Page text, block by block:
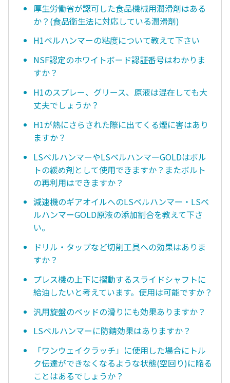
厚生労働省が認可した食品機械用潤滑剤はある
か？(食品衛生法に対応している潤滑剤)
H1ベルハンマーの粘度について教えて下さい
NSF認定のホワイトボード認証番号はわかりま
すか？
H1のスプレー、グリース、原液は混在しても大
丈夫でしょうか？
H1が熱にさらされた際に出てくる煙に害はあり
ますか？
LSベルハンマーやLSベルハンマーGOLDはボル
トの緩め剤として使用できますか？またボルト
の再利用はできますか？
減速機のギアオイルへのLSベルハンマー・LSベ
ルハンマーGOLD原液の添加割合を教えて下さ
い。
ドリル・タップなど切削工具への効果はありま
すか？
プレス機の上下に摺動するスライドシャフトに
給油したいと考えています。使用は可能ですか？
汎用旋盤のベッドの滑りにも効果ありますか？
LSベルハンマーに防錆効果はありますか？
「ワンウェイクラッチ」に使用した場合にトル
ク伝達ができなくなるような状態(空回り)に陥る
ことはあるでしょうか？